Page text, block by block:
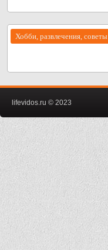
Хобби, развлечения, советы
lifevidos.ru © 2023